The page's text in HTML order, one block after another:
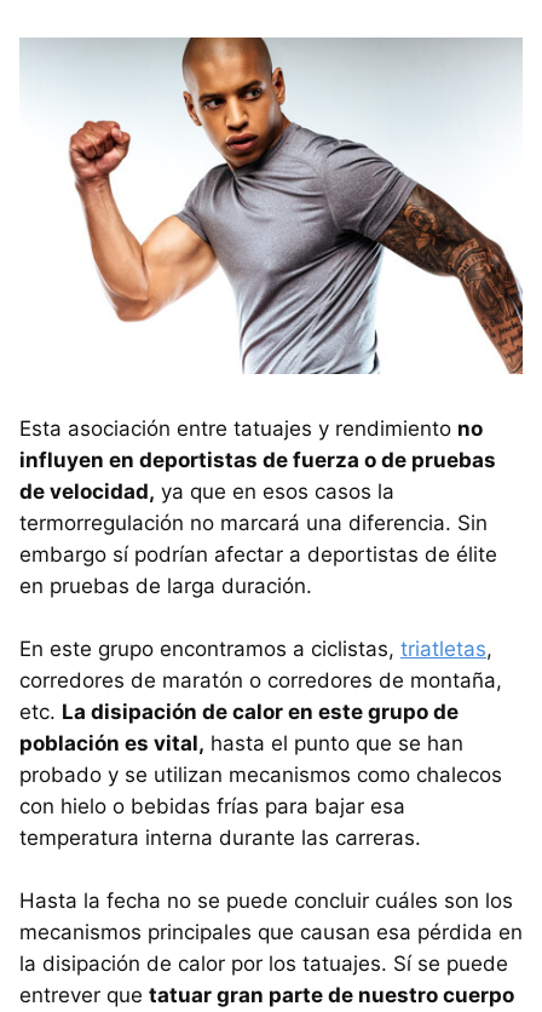
Esta asociación entre tatuajes y rendimiento no
influyen en deportistas de fuerza o de pruebas
de velocidad, ya que en esos casos la
termorregulación no marcará una diferencia. Sin
embargo sí podrían afectar a deportistas de élite
en pruebas de larga duración.
En este grupo encontramos a ciclistas, triatletas,
corredores de maratón o corredores de montaña,
etc. La disipación de calor en este grupo de
población es vital, hasta el punto que se han
probado y se utilizan mecanismos como chalecos
con hielo o bebidas frías para bajar esa
temperatura interna durante las carreras.
Hasta la fecha no se puede concluir cuáles son los
mecanismos principales que causan esa pérdida en
la disipación de calor por los tatuajes. Sí se puede
entrever que tatuar gran parte de nuestro cuerpo